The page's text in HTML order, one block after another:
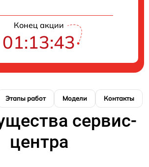
Конец акции
01:13:41
Этапы работ Модели Контакты
сервис-
центра